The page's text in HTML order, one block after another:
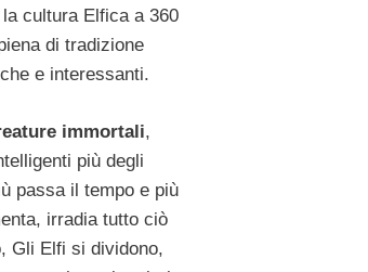
cultura Elfica a 360
di tradizione
e interessanti.
immortali,
più degli
passa il tempo e più
irradia tutto ciò
Gli Elfi si dividono,